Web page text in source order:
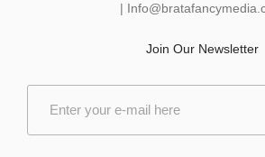
| Info@bratafancymedia
Join Our Newsletter